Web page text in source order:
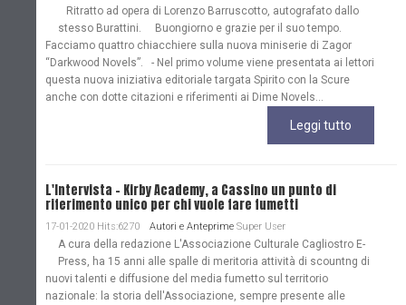
Ritratto ad opera di Lorenzo Barruscotto, autografato dallo
stesso Burattini. Buongiorno e grazie per il suo tempo.
Facciamo quattro chiacchiere sulla nuova miniserie di Zagor
“Darkwood Novels”. - Nel primo volume viene presentata ai lettori
questa nuova iniziativa editoriale targata Spirito con la Scure
anche con dotte citazioni e riferimenti ai Dime Novels...
Leggi tutto
L'Intervista - Kirby Academy, a Cassino un punto di
riferimento unico per chi vuole fare fumetti
17-01-2020 Hits:6270 Autori e Anteprime Super User
A cura della redazione L'Associazione Culturale Cagliostro E-
Press, ha 15 anni alle spalle di meritoria attività di scountng di
nuovi talenti e diffusione del media fumetto sul territorio
nazionale: la storia dell'Associazione, sempre presente alle